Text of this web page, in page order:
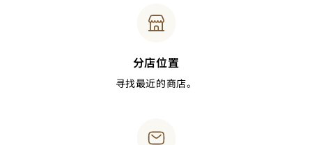
分店位置
寻找最近的商店。